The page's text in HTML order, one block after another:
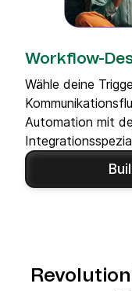
Workflow-
Wähle deine
Automation mit